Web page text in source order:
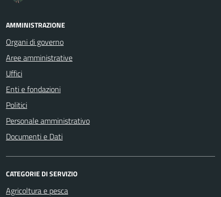
AMMINISTRAZIONE
Organi di governo
Aree amministrative
Uffici
Enti e fondazioni
Politici
Personale amministrativo
Documenti e Dati
CATEGORIE DI SERVIZIO
Agricoltura e pesca